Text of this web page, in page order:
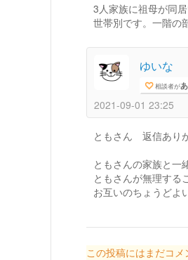
3人家族に祖母が同居
世帯別です。一階の
ゆいな
相談者が
2021-09-01 23:25
ともさん 返信あり
ともさんの家族と一
ともさんが無理する
お互いのちょうどよ
この投稿にはまだコ